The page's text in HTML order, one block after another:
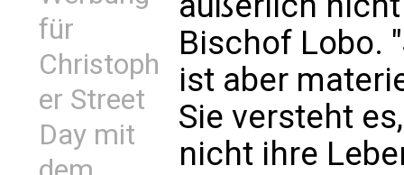
für
Christoph
er Street
Day mit
Bischof Lobo.
ist aber
Sie versteht
nicht ihre